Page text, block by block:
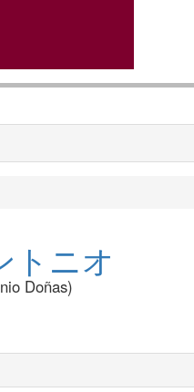
トニオ
Doñas)